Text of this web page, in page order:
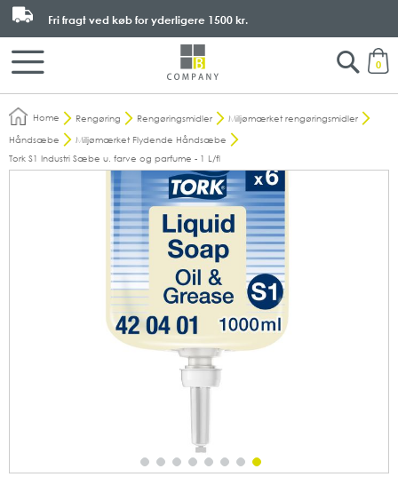
0
Fri fragt ved køb for yderligere 1500 kr.
Search
Home Rengøring Rengøringsmidler
Miljømærket rengøringsmidler
Håndsæbe
Miljømærket Flydende Håndsæbe
Tork S1 Industri Sæbe u. farve og parfume - 1 L/fl